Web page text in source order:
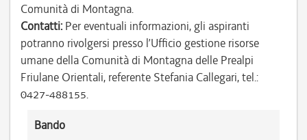
Comunità di Montagna.
Contatti: Per eventuali informazioni, gli aspiranti
potranno rivolgersi presso l’Ufficio gestione risorse
umane della Comunità di Montagna delle Prealpi
Friulane Orientali, referente Stefania Callegari, tel.:
0427-488155.
Bando